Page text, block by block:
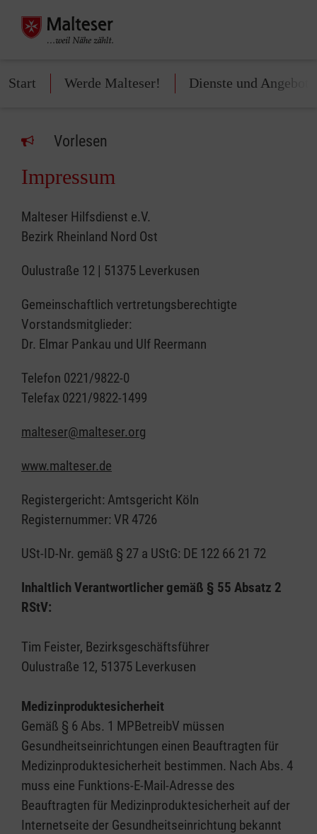
Start Werde Malteser! Dienste und Angebote
Vorlesen
Impressum
Malteser Hilfsdienst e.V.
Bezirk Rheinland Nord Ost
Oulustraße 12 | 51375 Leverkusen
Gemeinschaftlich vertretungsberechtigte
Vorstandsmitglieder:
Dr. Elmar Pankau und Ulf Reermann
Telefon 0221/9822-0
Telefax 0221/9822-1499
malteser@malteser.org
www.malteser.de
Registergericht: Amtsgericht Köln
Registernummer: VR 4726
USt-ID-Nr. gemäß § 27 a UStG: DE 122 66 21 72
Inhaltlich Verantwortlicher gemäß § 55 Absatz 2
RStV:
Tim Feister, Bezirksgeschäftsführer
Oulustraße 12, 51375 Leverkusen
Medizinproduktesicherheit
Gemäß § 6 Abs. 1 MPBetreibV müssen
Gesundheitseinrichtungen einen Beauftragten für
Medizinproduktesicherheit bestimmen. Nach Abs. 4
muss eine Funktions-E-Mail-Adresse des
Beauftragten für Medizinproduktesicherheit auf der
Internetseite der Gesundheitseinrichtung bekannt